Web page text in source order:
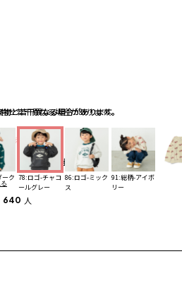
と若干異なる場合があります。
と若干異なる場合があります。
と若干異なる場合があります。
ーク 78:ロゴ-チャコ
ールグレー
86:ロゴ-ミック
ス
91:総柄-アイボ
リー
料無料
詳細
日にて出荷 詳細
640 人